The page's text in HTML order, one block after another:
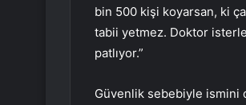
bin 500 kişi koyarsan, ki
tabii yetmez. Doktor
patlıyor.”
Güvenlik sebebiyle ismini